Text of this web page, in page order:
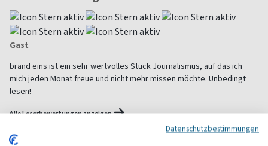
Gast
brand eins ist ein sehr wertvolles Stück Journalismus, auf das ich
mich jeden Monat freue und nicht mehr missen möchte. Unbedingt
lesen!
Alle Leserbewertungen anzeigen
Datenschutzbestimmungen